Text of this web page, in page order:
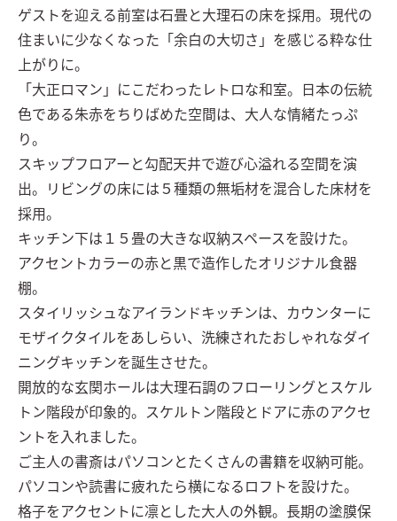
ゲストを迎える前室は石畳と大理石の床を採用。現代の
住まいに少なくなった「余白の大切さ」を感じる粋な仕
上がりに。
「大正ロマン」にこだわったレトロな和室。日本の伝統
色である朱赤をちりばめた空間は、大人な情緒たっぷ
り。
スキップフロアーと勾配天井で遊び心溢れる空間を演
出。リビングの床には５種類の無垢材を混合した床材を
採用。
キッチン下は１５畳の大きな収納スペースを設けた。
アクセントカラーの赤と黒で造作したオリジナル食器
棚。
スタイリッシュなアイランドキッチンは、カウンターに
モザイクタイルをあしらい、洗練されたおしゃれなダイ
ニングキッチンを誕生させた。
開放的な玄関ホールは大理石調のフローリングとスケル
トン階段が印象的。スケルトン階段とドアに赤のアクセ
ントを入れました。
ご主人の書斎はパソコンとたくさんの書籍を収納可能。
パソコンや読書に疲れたら横になるロフトを設けた。
格子をアクセントに凛とした大人の外観。長期の塗膜保